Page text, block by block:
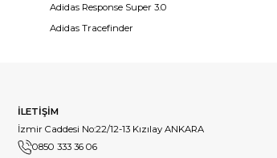
Adidas Response Super 3.0
Adidas Tracefinder
İLETİŞİM
İzmir Caddesi No:22/12-13 Kızılay ANKARA
0850 333 36 06